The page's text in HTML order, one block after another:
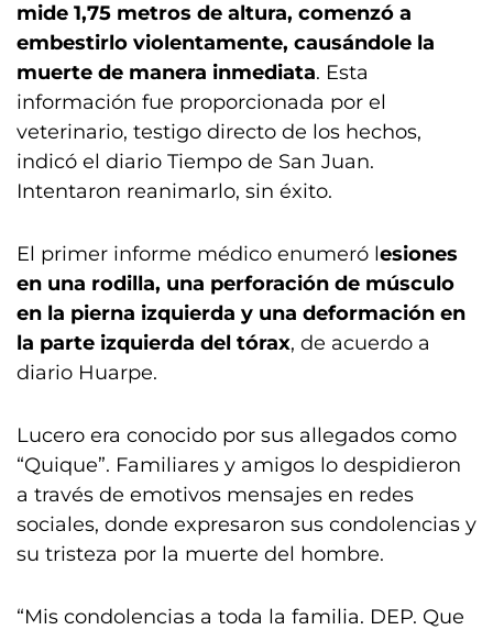
mide 1,75 metros de altura, comenzó a
embestirlo violentamente, causándole la
muerte de manera inmediata. Esta
información fue proporcionada por el
veterinario, testigo directo de los hechos,
indicó el diario Tiempo de San Juan.
Intentaron reanimarlo, sin éxito.
El primer informe médico enumeró lesiones
en una rodilla, una perforación de músculo
en la pierna izquierda y una deformación en
la parte izquierda del tórax, de acuerdo a
diario Huarpe.
Lucero era conocido por sus allegados como
“Quique”. Familiares y amigos lo despidieron
a través de emotivos mensajes en redes
sociales, donde expresaron sus condolencias y
su tristeza por la muerte del hombre.
“Mis condolencias a toda la familia. DEP. Que